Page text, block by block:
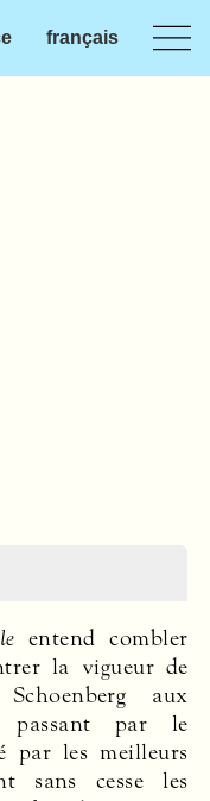
français
entend combler
la vigueur de
aux
passant par le
par les meilleurs
sans cesse les